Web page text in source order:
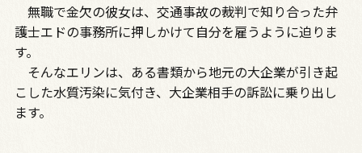
無職で金欠の彼女は、交通事故の裁判で知り合った弁
護士エドの事務所に押しかけて自分を雇うように迫りま
す。
そんなエリンは、ある書類から地元の大企業が引き起
こした水質汚染に気付き、大企業相手の訴訟に乗り出し
ます。